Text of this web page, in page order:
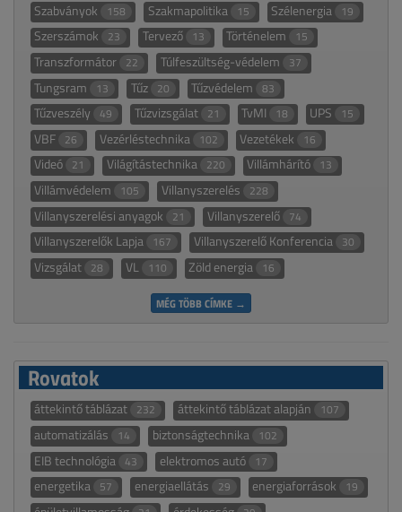
Szabványok 158 Szakmapolitika 15 Szélenergia 19
Szerszámok 23 Tervező 13 Történelem 15
Transzformátor 22 Túlfeszültség-védelem 37
Tungsram 13 Tűz 20 Tűzvédelem 83
Tűzveszély 49 Tűzvizsgálat 21 TvMI 18 UPS 15
VBF 26 Vezérléstechnika 102 Vezetékek 16
Videó 21 Világítástechnika 220 Villámhárító 13
Villámvédelem 105 Villanyszerelés 228
Villanyszerelési anyagok 21 Villanyszerelő 74
Villanyszerelők Lapja 167 Villanyszerelő Konferencia 30
Vizsgálat 28 VL 110 Zöld energia 16
MÉG TÖBB CÍMKE →
Rovatok
áttekintő táblázat 232 áttekintő táblázat alapján 107
automatizálás 14 biztonságtechnika 102
EIB technológia 43 elektromos autó 17
energetika 57 energiaellátás 29 energiaforrások 19